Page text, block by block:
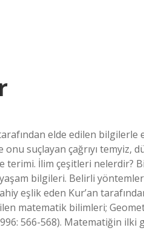
elde edilen bilgilerle
suçlayan çağrıyı temyiz,
terimi. İlim çeşitleri nelerdir?
bilgileri. Belirli
eşlik eden Kur’an
matematik bilimleri;
566-568). Matematiğin ilki